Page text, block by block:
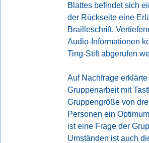
Blattes befindet sich
der Rückseite eine
Brailleschrift.
Audio-Informationen
Ting-Stift abgerufen
Auf Nachfrage
Gruppenarbeit mit
Gruppengröße von
Personen ein
ist eine Frage der
Umständen ist auch